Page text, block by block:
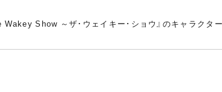
Show ～ザ･ウェイキー･ショウ』のキャラク